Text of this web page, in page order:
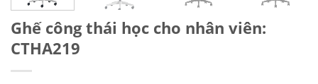
Ghế công thái học cho nhân viên:
CTHA219